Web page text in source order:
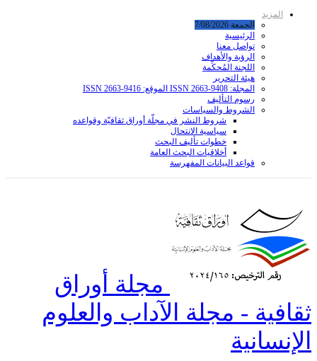
المزيد
الجمعة 7/08/2026
الرئيسية
تواصل معنا
الرؤية والأهداف
اللجنة المُحكِّمة
هيئة التحرير
المجلة: ISSN 2663-9408 الموقع: ISSN 2663-9416
رسوم التأليف
الشروط والسياسات
شروط النشر في مجلّة أوراق ثقافيّة وقواعده
سياسية الانتحال
خطوات تأليف البحث
أخلاقيات البحث العامة
قواعد البیانات المفهرسة
مجلة أوراق
ثقافية - مجلة الآداب والعلوم
الإنسانية